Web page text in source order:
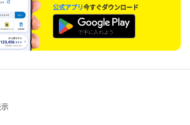
公式アプリ今すぐダウンロード
示